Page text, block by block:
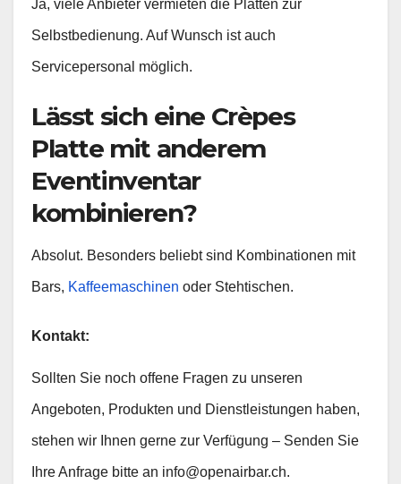
Ja, viele Anbieter vermieten die Platten zur
Selbstbedienung. Auf Wunsch ist auch
Servicepersonal möglich.
Lässt sich eine Crèpes
Platte mit anderem
Eventinventar
kombinieren?
Absolut. Besonders beliebt sind Kombinationen mit
Bars, Kaffeemaschinen oder Stehtischen.
Kontakt:
Sollten Sie noch offene Fragen zu unseren
Angeboten, Produkten und Dienstleistungen haben,
stehen wir Ihnen gerne zur Verfügung – Senden Sie
Ihre Anfrage bitte an info@openairbar.ch.